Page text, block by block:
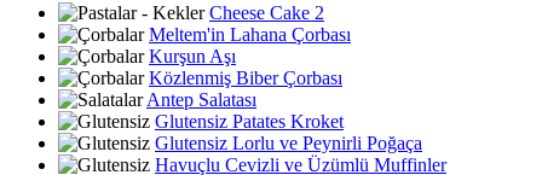
Cheese Cake 2
Meltem'in Lahana Çorbası
Kurşun Aşı
Közlenmiş Biber Çorbası
Antep Salatası
Glutensiz Patates Kroket
Glutensiz Lorlu ve Peynirli Poğaça
Havuçlu Cevizli ve Üzümlü Muffinler